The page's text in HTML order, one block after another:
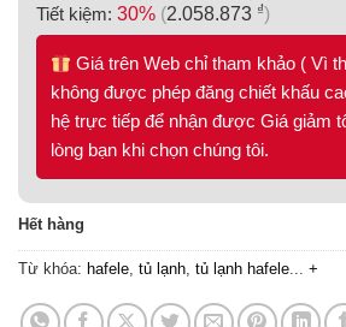
Tiết kiệm: 30% (2.058.873 ₫)
Giá trên Web chỉ tham khảo ( Vì
không được phép đăng chiết khấu
hệ trực tiếp để nhận được Giá giảm
lòng bạn khi chọn chúng tôi.
Hết hàng
Từ khóa: hafele tủ lạnh tủ lạnh hafele +